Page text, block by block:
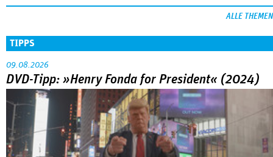
ALLE THEMEN
TIPPS
09.08.2026
DVD-Tipp: »Henry Fonda for President« (2024)